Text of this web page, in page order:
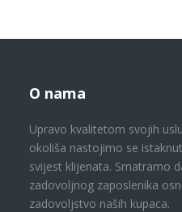
O nama
Upravo kvalitetom svojih
okoliša nastojimo se
svijest klijenata. Smatramo
zadovoljnog zaposlenika
zadovoljstvo naših kupaca.